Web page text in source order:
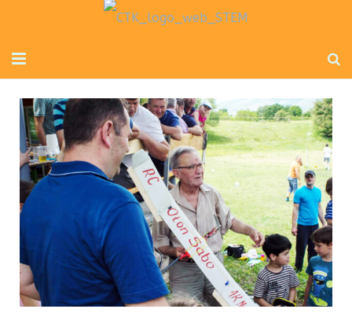
Početna
Mladi inženjeri
Radionice za djecu i odrasle
Novosti
O nama
Kontakt